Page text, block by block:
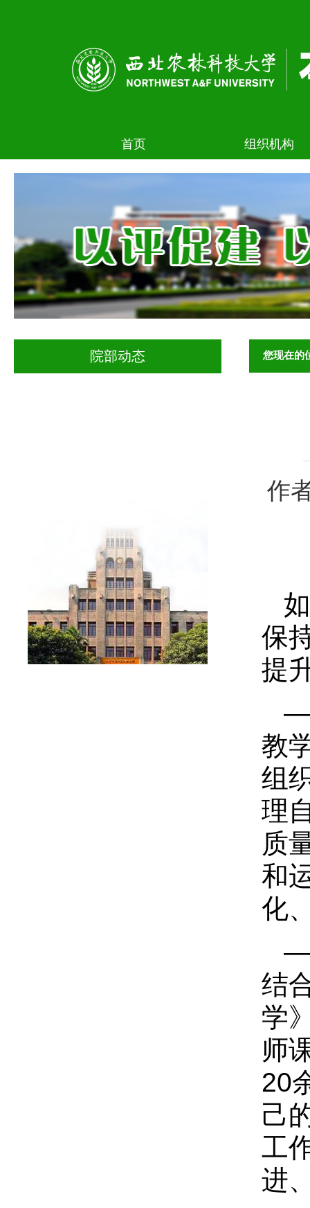
首页 组织机构
院部动态 您现在的
作
保
提
教
组
理
质
和
化
结
学
师
20
己
工
进